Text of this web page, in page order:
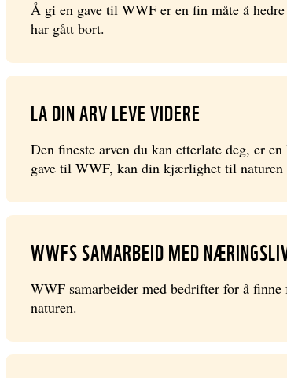
Å gi en gave til WWF er en fin måte å
har gått bort.
LA DIN ARV LEVE VIDERE
Den fineste arven du kan etterlate deg, er
gave til WWF, kan din kjærlighet til naturen
WWFS SAMARBEID MED
WWF samarbeider med bedrifter for å
naturen.